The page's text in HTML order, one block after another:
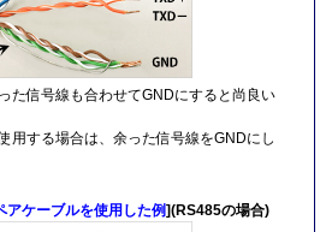
た信号線も合わせてGNDにすると尚良い
用する場合は、余った信号線をGNDにし
ケーブルを使用した例](RS485の場合)